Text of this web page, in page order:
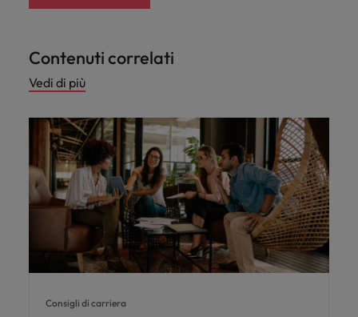
Contenuti correlati
Vedi di più
Consigli di carriera